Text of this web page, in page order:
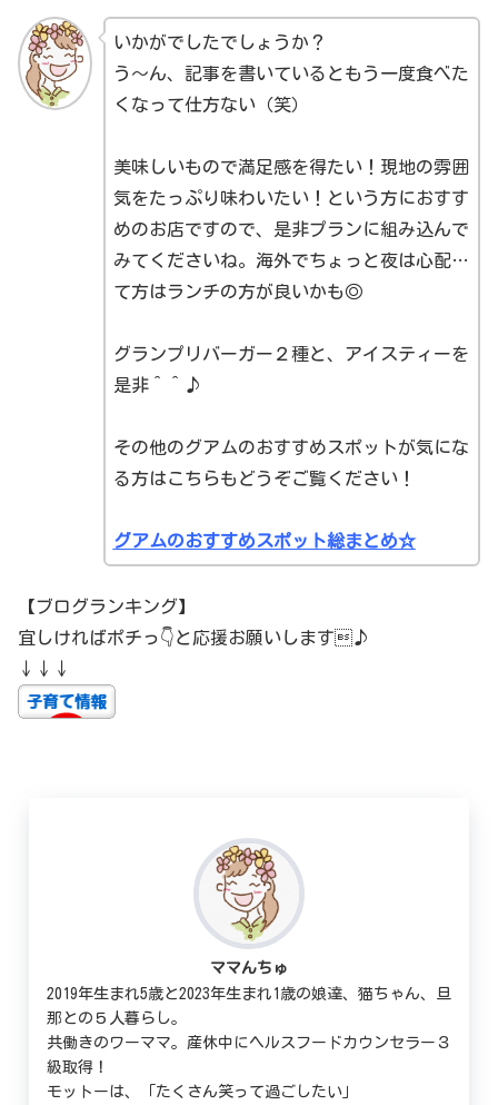
いかがでしたでしょうか？
う〜ん、記事を書いているともう一度食べた
くなって仕方ない（笑）
美味しいもので満足感を得たい！現地の雰囲
気をたっぷり味わいたい！という方におすす
めのお店ですので、是非プランに組み込んで
みてくださいね。海外でちょっと夜は心配…
て方はランチの方が良いかも◎
グランプリバーガー２種と、アイスティーを
是非＾＾♪
その他のグアムのおすすめスポットが気にな
る方はこちらもどうぞご覧ください！
グアムのおすすめスポット総まとめ☆
【ブログランキング】
宜しければポチっ👇と応援お願いします♪
↓↓↓
ママんちゅ
2019年生まれ5歳と2023年生まれ1歳の娘達、猫ちゃん、旦
那との５人暮らし。
共働きのワーママ。産休中にヘルスフードカウンセラー３
級取得！
モットーは、「たくさん笑って過ごしたい」